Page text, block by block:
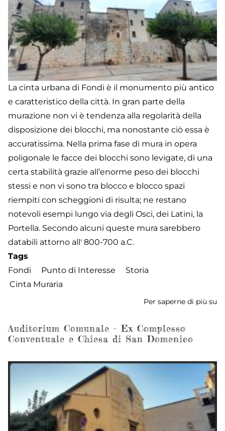
La cinta urbana di Fondi è il monumento più antico
e caratteristico della città. In gran parte della
murazione non vi è tendenza alla regolarità della
disposizione dei blocchi, ma nonostante ciò essa è
accuratissima. Nella prima fase di mura in opera
poligonale le facce dei blocchi sono levigate, di una
certa stabilità grazie all’enorme peso dei blocchi
stessi e non vi sono tra blocco e blocco spazi
riempiti con scheggioni di risulta; ne restano
notevoli esempi lungo via degli Osci, dei Latini, la
Portella. Secondo alcuni queste mura sarebbero
databili attorno all' 800-700 a.C.
Tags
Fondi
Punto di Interesse
Storia
Cinta Muraria
Per saperne di più su
Auditorium Comunale - Ex Complesso
Conventuale e Chiesa di San Domenico